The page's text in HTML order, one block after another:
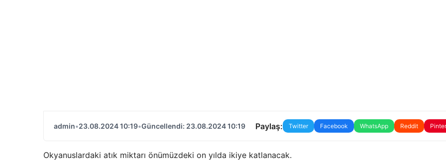
admin•23.08.2024 10:19•Güncellendi: 23.08.2024 10:19 Paylaş: Twitter Facebook WhatsApp Reddit
Okyanuslardaki atık miktarı önümüzdeki on yılda ikiye katlanacak.